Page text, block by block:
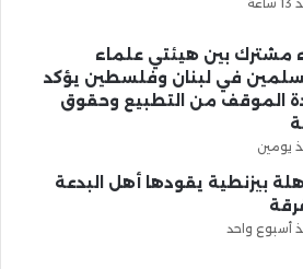
مشترك بين هيئتي علماء
في لبنان وفلسطين يؤكد
الموقف من التطبيع وحقوق
يومين
بيزنطية يقودها أهل البدعة
أسبوع واحد